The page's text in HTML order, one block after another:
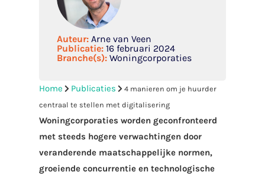
Auteur: Arne van Veen
Publicatie: 16 februari 2024
Branche(s): Woningcorporaties
Home Publicaties
4 manieren om je huurder
centraal te stellen met digitalisering
Woningcorporaties worden geconfronteerd
met steeds hogere verwachtingen door
veranderende maatschappelijke normen,
groeiende concurrentie en technologische